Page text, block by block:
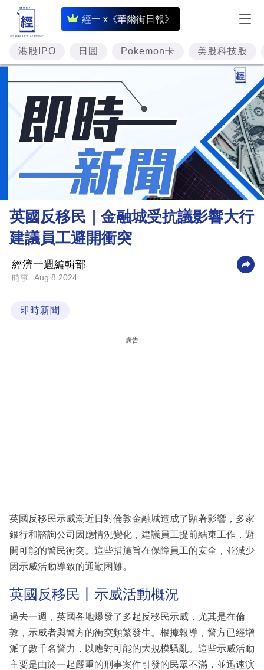
經一 x《華爾街日報》
即
時
財
經
專
題
投
資
樓
市
財
商
業
科
區
港股IPO 日圓 Pokemon卡 美股科技股
英國反移民｜金融城受抗議影響大行
建議員工避開衝突
經濟一週編輯部
時事 Aug 8 2024
即時新聞
廣告
英國反移民示威潮近日對倫敦金融城造成了顯著影響，多家
銀行和諮詢公司因應情況變化，建議員工提前結束工作，避
開可能的警民衝突。這些措施旨在保障員工的安全，並減少
因示威活動導致的通勤困難。
英國反移民丨示威活動概況
過去一週，英國各地爆發了多起反移民示威，尤其是在倫
敦，示威者與警方的衝突頻繁發生。根據報導，警方已經增
派了數千名警力，以應對可能的大規模騷亂。這些示威活動
主要是由於一起嚴重的刑事案件引發的民眾不滿，並迅速演